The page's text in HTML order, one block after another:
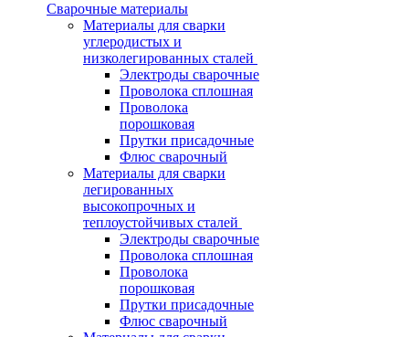
Сварочные материалы
Материалы для сварки
углеродистых и
низколегированных сталей
Электроды сварочные
Проволока сплошная
Проволока
порошковая
Прутки присадочные
Флюс сварочный
Материалы для сварки
легированных
высокопрочных и
теплоустойчивых сталей
Электроды сварочные
Проволока сплошная
Проволока
порошковая
Прутки присадочные
Флюс сварочный